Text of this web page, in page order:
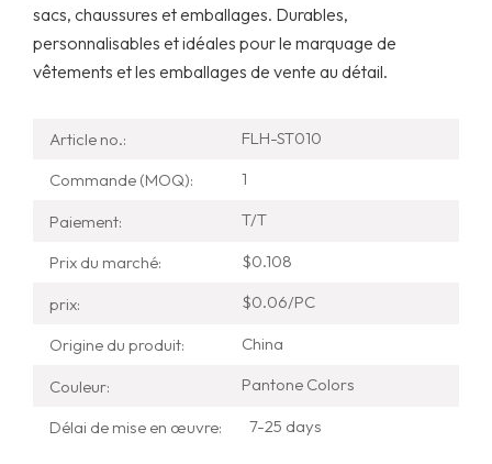
sacs, chaussures et emballages. Durables,
personnalisables et idéales pour le marquage de
vêtements et les emballages de vente au détail.
Article no.: FLH-ST010
Commande (MOQ): 1
Paiement: T/T
Prix ​​du marché: $0.108
prix: $0.06/PC
Origine du produit: China
Couleur: Pantone Colors
Délai de mise en œuvre: 7-25 days